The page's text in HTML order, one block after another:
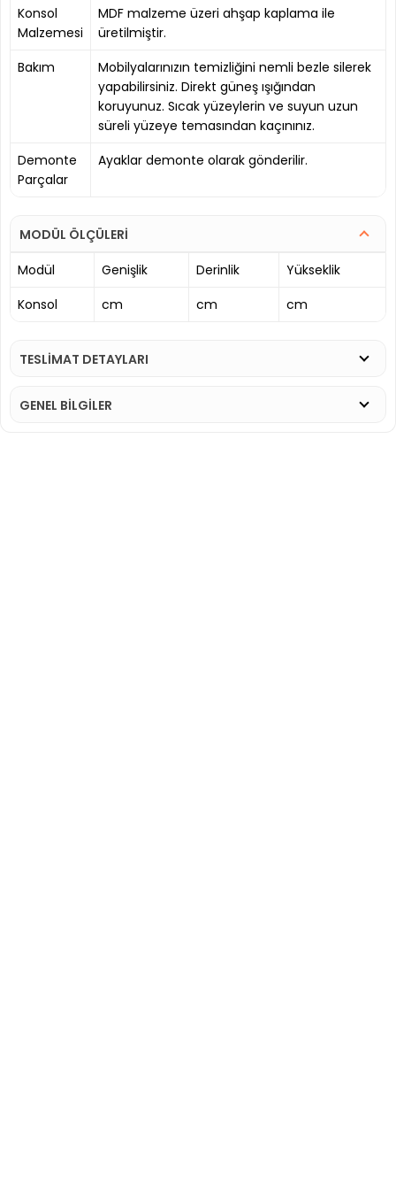
Konsol
Malzemesi
MDF malzeme üzeri ahşap kaplama ile
üretilmiştir.
Bakım
Mobilyalarınızın temizliğini nemli bezle silerek
yapabilirsiniz. Direkt güneş ışığından
koruyunuz. Sıcak yüzeylerin ve suyun uzun
süreli yüzeye temasından kaçınınız.
Demonte
Parçalar
Ayaklar demonte olarak gönderilir.
MODÜL ÖLÇÜLERİ
Modül
Genişlik Derinlik
Yükseklik
Konsol
cm cm cm
TESLİMAT DETAYLARI
GENEL BİLGİLER